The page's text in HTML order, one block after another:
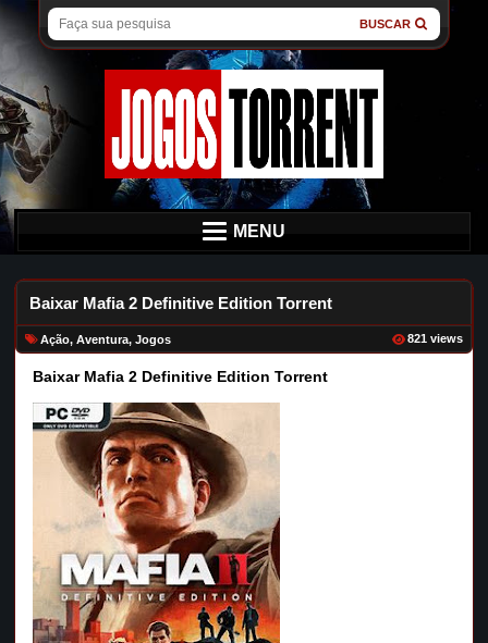
BUSCAR
MENU
Baixar Mafia 2 Definitive Edition Torrent
Ação,Aventura,Jogos 821 views
Baixar Mafia 2 Definitive Edition Torrent